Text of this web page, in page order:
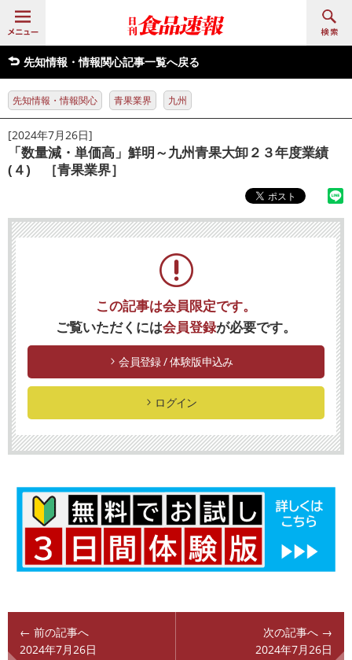
先知情報・情報関心記事一覧へ戻る
先知情報・情報関心 青果業界 九州
[2024年7月26日]
「数量減・単価高」鮮明～九州青果大卸２３年度業績
(４) ［青果業界］
この記事は会員限定です。
ご覧いただくには会員登録が必要です。
会員登録 / 体験版申込み
ログイン
← 前の記事へ
2024年7月26日
次の記事へ →
2024年7月26日